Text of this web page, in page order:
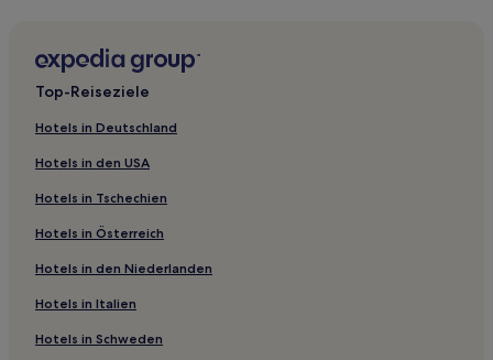
Holtrup Hotels
Haast Hotels
Großenkneten Hotels
Surwold Hotels
Hollenermoor Hotels
Landkreis Ammerland: Hotels
Landkreis Vechta: Hotels
Westerholtsfelde Nord Hotels
Hotels nahe Bahnhof Oldenburg
Top-Reiseziele
Hotels in Deutschland
Hotels in den USA
Hotels in Tschechien
Hotels in Österreich
Hotels in den Niederlanden
Hotels in Italien
Hotels in Schweden